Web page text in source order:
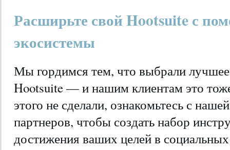
Расширьте свой Hootsuite с
экосистемы
Мы гордимся тем, что выбрали
Hootsuite — и нашим клиентам это
этого не сделали, ознакомьтесь с
партнеров, чтобы создать набор
достижения ваших целей в